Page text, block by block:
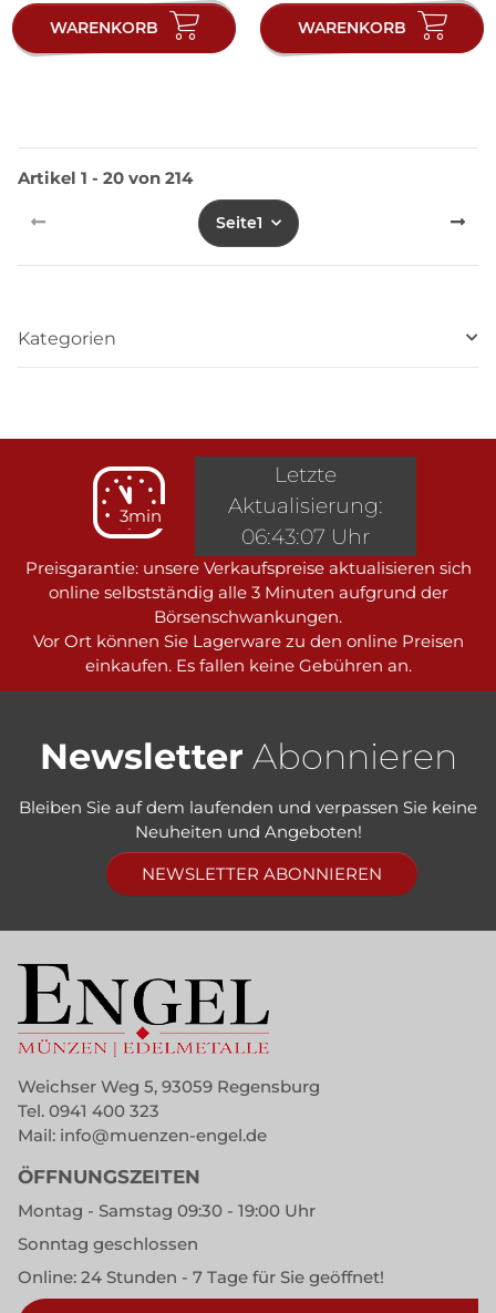
WARENKORB WARENKORB
Artikel 1 - 20 von 214
Seite1
Kategorien
3min
Preisgarantie: unsere Verkaufspreise aktualisieren sich
online selbstständig alle 3 Minuten aufgrund der
Börsenschwankungen.
Vor Ort können Sie Lagerware zu den online Preisen
einkaufen. Es fallen keine Gebühren an.
Letzte
Aktualisierung:
06:43:07 Uhr
Newsletter Abonnieren
Bleiben Sie auf dem laufenden und verpassen Sie keine
Neuheiten und Angeboten!
NEWSLETTER ABONNIEREN
Weichser Weg 5, 93059 Regensburg
Tel. 0941 400 323
Mail: info@muenzen-engel.de
ÖFFNUNGSZEITEN
Montag - Samstag 09:30 - 19:00 Uhr
Sonntag geschlossen
Online: 24 Stunden - 7 Tage für Sie geöffnet!